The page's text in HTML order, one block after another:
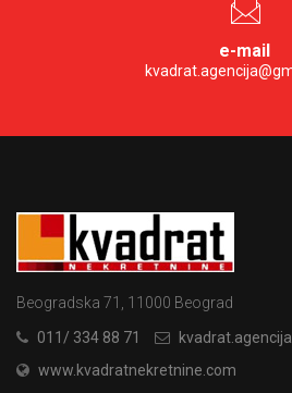
e-mail
Beogradska 71, 11000 Beograd
011/ 334 88 71
www.kvadratnekretnine.com